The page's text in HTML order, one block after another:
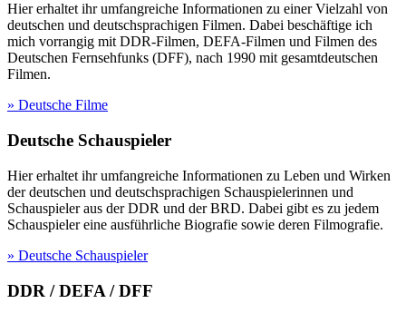
Hier erhaltet ihr umfangreiche Informationen zu einer Vielzahl von
deutschen und deutschsprachigen Filmen. Dabei beschäftige ich
mich vorrangig mit DDR-Filmen, DEFA-Filmen und Filmen des
Deutschen Fernsehfunks (DFF), nach 1990 mit gesamtdeutschen
Filmen.
» Deutsche Filme
Deutsche Schauspieler
Hier erhaltet ihr umfangreiche Informationen zu Leben und Wirken
der deutschen und deutschsprachigen Schauspielerinnen und
Schauspieler aus der DDR und der BRD. Dabei gibt es zu jedem
Schauspieler eine ausführliche Biografie sowie deren Filmografie.
» Deutsche Schauspieler
DDR / DEFA / DFF